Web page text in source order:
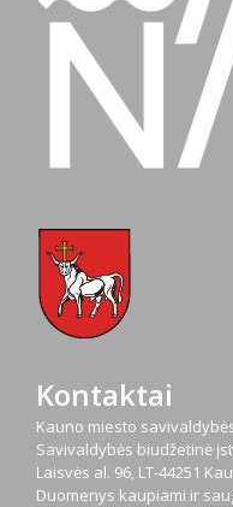
Kontaktai
Kauno miesto
Savivaldybės biudžetinė
Laisvės al. 96, LT-44251
Duomenys kaupiami ir